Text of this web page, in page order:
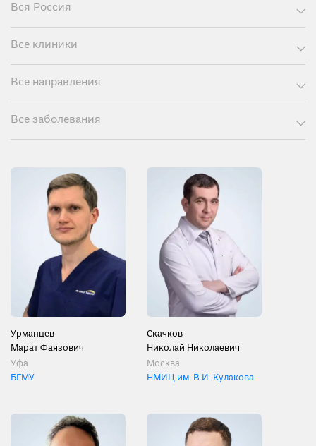
Вся Россия
Все клиники
Все направления
Все заболевания
Урманцев
Марат Фаязович
Уфа
БГМУ
Скачков
Николай Николаевич
Москва
НМИЦ им. В.И. Кулакова